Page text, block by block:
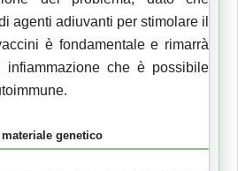
agenti adiuvanti per stimolare il
è fondamentale e rimarrà
infiammazione che è possibile
genetico